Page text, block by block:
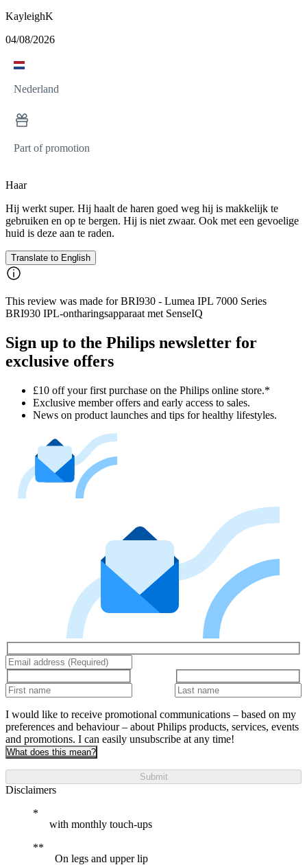
KayleighK
04/08/2026
Nederland
Part of promotion
Haar
Hij werkt super. Hij haalt de haren goed weg hij is makkelijk te
gebruiken en op te bergen. Hij is niet zwaar. Ook met een gevoelige
huid is deze aan te raden.
Translate to English
This review was made for BRI930 - Lumea IPL 7000 Series
BRI930 IPL-ontharingsapparaat met SenseIQ
Sign up to the Philips newsletter for
exclusive offers
£10 off your first purchase on the Philips online store.*
Exclusive member offers and early access to sales.
News on product launches and tips for healthy lifestyles.
I would like to receive promotional communications – based on my
preferences and behaviour – about Philips products, services, events
and promotions. I can easily unsubscribe at any time!
What does this mean?
Submit
Disclaimers
with monthly touch-ups
On legs and upper lip